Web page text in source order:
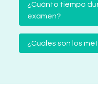
¿Cuánto tiempo
examen?
¿Cuáles son los